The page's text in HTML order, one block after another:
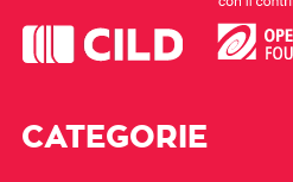
CATEGORIE